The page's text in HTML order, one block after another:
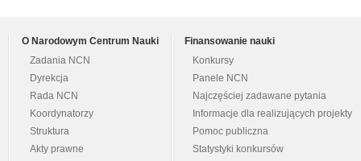
O Narodowym Centrum Nauki
Zadania NCN
Dyrekcja
Rada NCN
Koordynatorzy
Struktura
Akty prawne
Finansowanie nauki
Konkursy
Panele NCN
Najczęściej zadawane pytania
Informacje dla realizujących projekty
Pomoc publiczna
Statystyki konkursów